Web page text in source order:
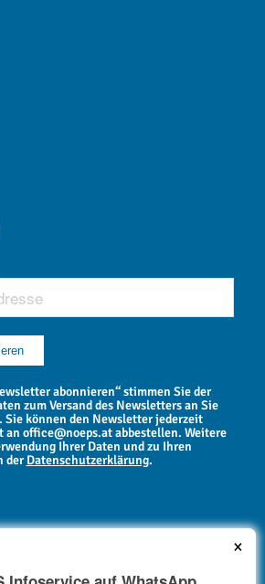
abonnieren“ stimmen Sie der
zum Versand des Newsletters an Sie
Sie können den Newsletter jederzeit
office@noeps.at abbestellen. Weitere
Ihrer Daten und zu Ihren
derDatenschutzerklärung.
×